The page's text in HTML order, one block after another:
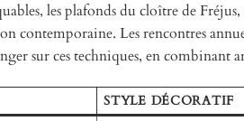
les plafonds du cloître de
contemporaine. Les rencontres
sur ces techniques, en
STYLE DÉCORATIF